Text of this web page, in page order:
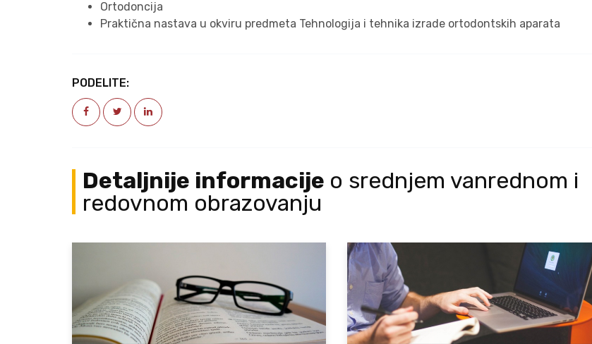
Ortodoncija
Praktična nastava u okviru predmeta Tehnologija i tehnika izrade ortodontskih aparata
PODELITE:
Detaljnije informacije o srednjem vanrednom i
redovnom obrazovanju